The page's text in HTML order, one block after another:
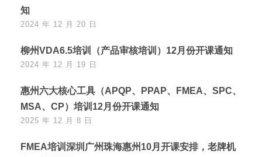
知
2024 年 12 月 20 日
柳州VDA6.5培训（产品审核培训）12月份开课通知
2024 年 12 月 19 日
惠州六大核心工具（APQP、PPAP、FMEA、SPC、
MSA、CP）培训12月份开课通知
2025 年 12 月 8 日
FMEA培训深圳广州珠海惠州10月开课安排，老牌机